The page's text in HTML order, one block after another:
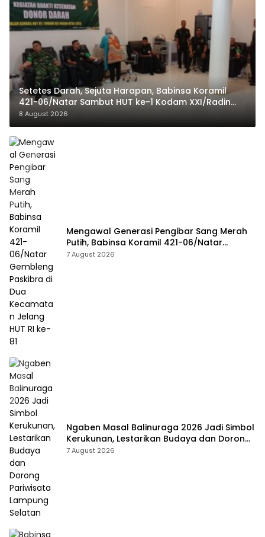
Setetes Darah, Sejuta Harapan, Babinsa Koramil
421-06/Natar Sambut HUT ke-1 Kodam XXI/Radin
Inten
8 August 2026
Mengawal Generasi Pengibar Sang Merah
Putih, Babinsa Koramil 421-06/Natar
Gembleng Paskibra di Dua Kecamatan
7 August 2026
Ngaben Masal Balinuraga 2026 Jadi Simbol
Kerukunan, Lestarikan Budaya dan Dorong
Pariwisata Lampung Selatan
7 August 2026